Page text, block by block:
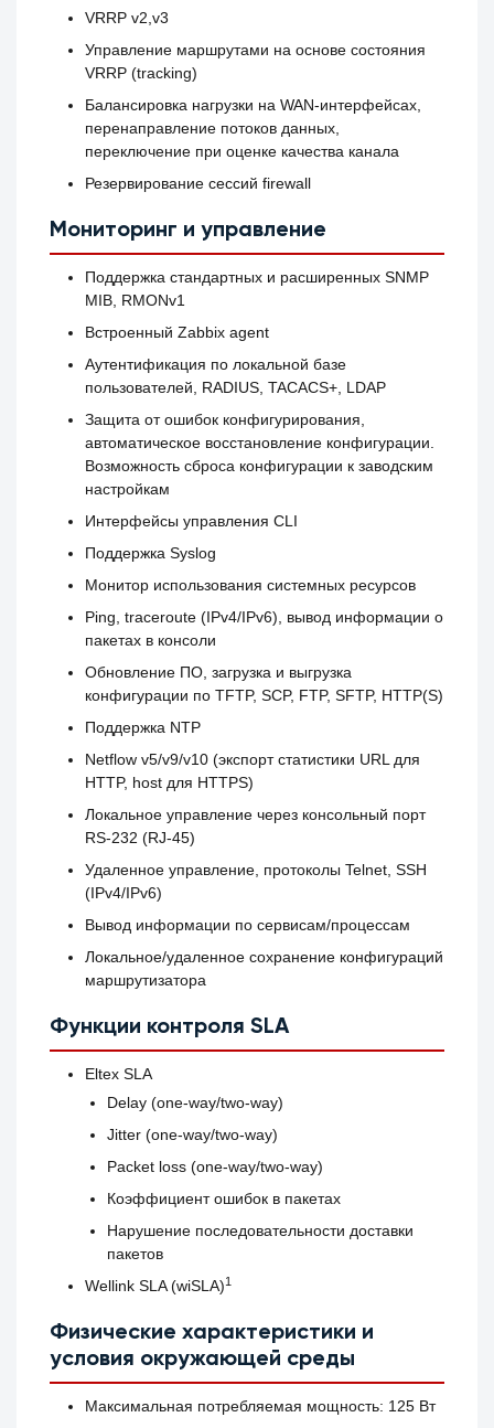
VRRP v2,v3
Управление маршрутами на основе состояния
VRRP (tracking)
Балансировка нагрузки на WAN-интерфейсах,
перенаправление потоков данных,
переключение при оценке качества канала
Резервирование сессий firewall
Мониторинг и управление
Поддержка стандартных и расширенных SNMP
MIB, RMONv1
Встроенный Zabbix agent
Аутентификация по локальной базе
пользователей, RADIUS, TACACS+, LDAP
Защита от ошибок конфигурирования,
автоматическое восстановление конфигурации.
Возможность сброса конфигурации к заводским
настройкам
Интерфейсы управления CLI
Поддержка Syslog
Монитор использования системных ресурсов
Ping, traceroute (IPv4/IPv6), вывод информации о
пакетах в консоли
Обновление ПО, загрузка и выгрузка
конфигурации по TFTP, SCP, FTP, SFTP, HTTP(S)
Поддержка NTP
Netflow v5/v9/v10 (экспорт статистики URL для
HTTP, host для HTTPS)
Локальное управление через консольный порт
RS-232 (RJ-45)
Удаленное управление, протоколы Telnet, SSH
(IPv4/IPv6)
Вывод информации по сервисам/процессам
Локальное/удаленное сохранение конфигураций
маршрутизатора
Функции контроля SLA
Eltex SLA
Delay (one-way/two-way)
Jitter (one-way/two-way)
Packet loss (one-way/two-way)
Коэффициент ошибок в пакетах
Нарушение последовательности доставки
пакетов
Wellink SLA (wiSLA)1
Физические характеристики и
условия окружающей среды
Максимальная потребляемая мощность: 125 Вт